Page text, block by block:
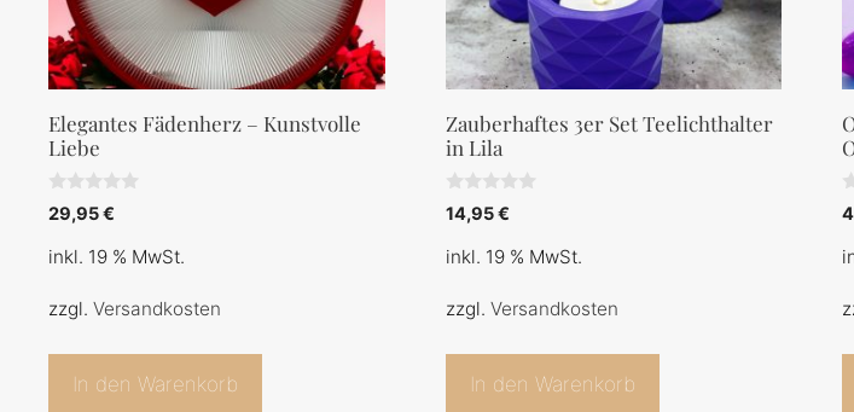
Elegantes Fädenherz – Kunstvolle
Liebe
0
v
n
29,95€
inkl. 19 % MwSt.
zzgl. Versandkosten
In den Warenkorb
Zauberhaftes 3er Set Teelichthalter
in Lila
0
v
n
14,95€
inkl. 19 % MwSt.
zzgl. Versandkosten
In den Warenkorb
0
v
n